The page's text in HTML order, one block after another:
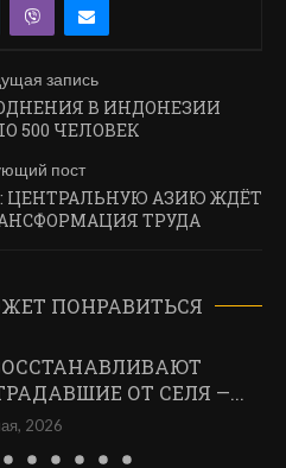
запись
В ИНДОНЕЗИИ
500 ЧЕЛОВЕК
пост
ЦЕНТРАЛЬНУЮ АЗИЮ ЖДЁТ
ТРУДА
ПОНРАВИТЬСЯ
ОТ СЕЛЯ —...
2026